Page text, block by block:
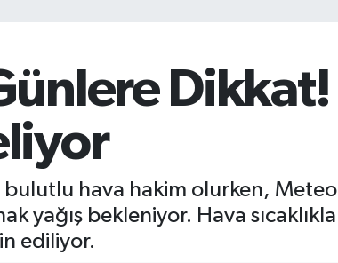
hava hakim olurken,
yağış bekleniyor. Hava
ediliyor.